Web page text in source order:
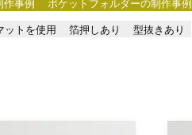
ットを使用 箔押しあり 型抜きあり